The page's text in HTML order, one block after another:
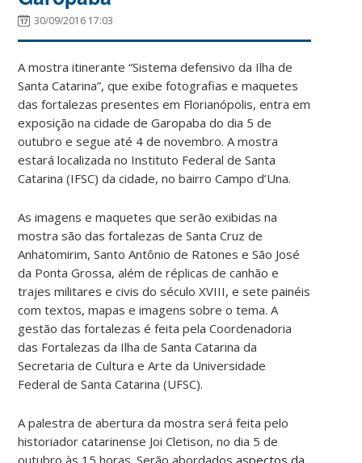
30/09/2016 17:03
A mostra itinerante “Sistema defensivo da Ilha de
Santa Catarina”, que exibe fotografias e maquetes
das fortalezas presentes em Florianópolis, entra em
exposição na cidade de Garopaba do dia 5 de
outubro e segue até 4 de novembro. A mostra
estará localizada no Instituto Federal de Santa
Catarina (IFSC) da cidade, no bairro Campo d’Una.
As imagens e maquetes que serão exibidas na
mostra são das fortalezas de Santa Cruz de
Anhatomirim, Santo Antônio de Ratones e São José
da Ponta Grossa, além de réplicas de canhão e
trajes militares e civis do século XVIII, e sete painéis
com textos, mapas e imagens sobre o tema. A
gestão das fortalezas é feita pela Coordenadoria
das Fortalezas da Ilha de Santa Catarina da
Secretaria de Cultura e Arte da Universidade
Federal de Santa Catarina (UFSC).
A palestra de abertura da mostra será feita pelo
historiador catarinense Joi Cletison, no dia 5 de
outubro às 15 horas. Serão abordadosaspectos da